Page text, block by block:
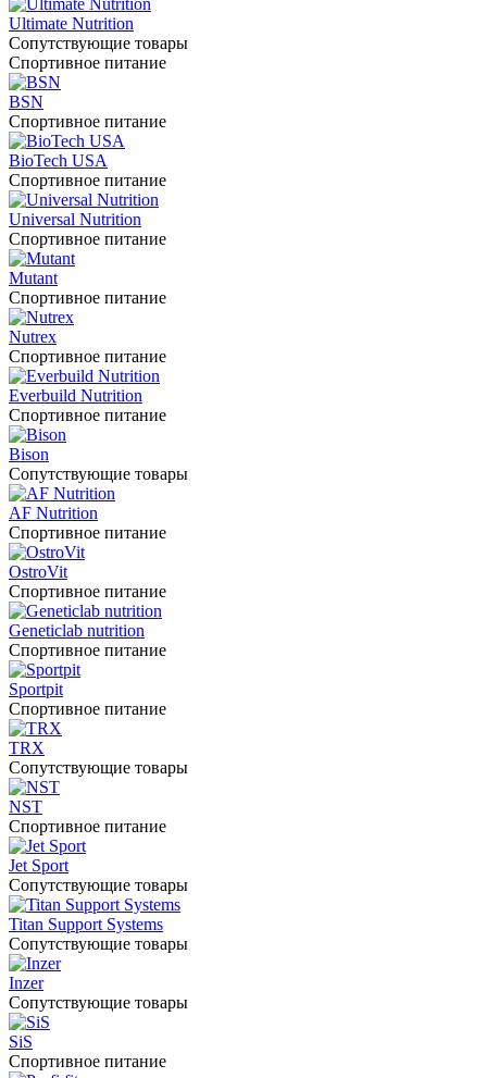
Ultimate Nutrition
Сопутствующие товары
Спортивное питание
BSN
Спортивное питание
BioTech USA
Спортивное питание
Universal Nutrition
Спортивное питание
Mutant
Спортивное питание
Nutrex
Спортивное питание
Everbuild Nutrition
Спортивное питание
Bison
Сопутствующие товары
AF Nutrition
Спортивное питание
OstroVit
Спортивное питание
Geneticlab nutrition
Спортивное питание
Sportpit
Спортивное питание
TRX
Сопутствующие товары
NST
Спортивное питание
Jet Sport
Сопутствующие товары
Titan Support Systems
Сопутствующие товары
Inzer
Сопутствующие товары
SiS
Спортивное питание